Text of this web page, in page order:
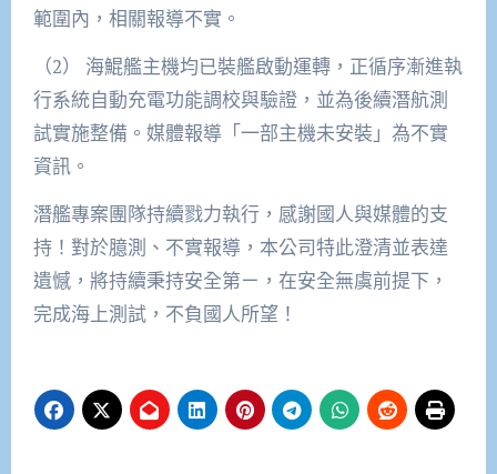
範圍內，相關報導不實。
（2） 海鯤艦主機均已裝艦啟動運轉，正循序漸進執
行系統自動充電功能調校與驗證，並為後續潛航測
試實施整備。媒體報導「一部主機未安裝」為不實
資訊。
潛艦專案團隊持續戮力執行，感謝國人與媒體的支
持！對於臆測、不實報導，本公司特此澄清並表達
遺憾，將持續秉持安全第ㄧ，在安全無虞前提下，
完成海上測試，不負國人所望！